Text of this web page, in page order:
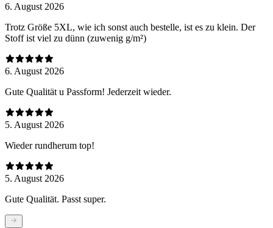
6. August 2026
Trotz Größe 5XL, wie ich sonst auch bestelle, ist es zu klein. Der
Stoff ist viel zu dünn (zuwenig g/m²)
6. August 2026
Gute Qualität u Passform! Jederzeit wieder.
5. August 2026
Wieder rundherum top!
5. August 2026
Gute Qualität. Passt super.